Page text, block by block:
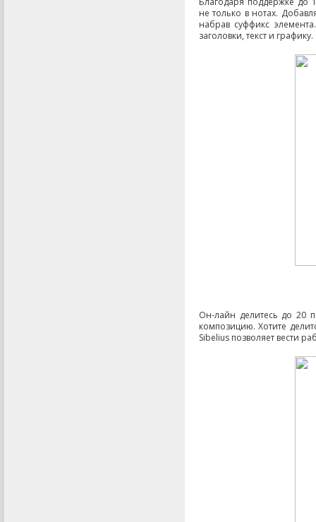
не только в нотах.
набрав суффикс
заголовки, текст и графику.
Он-лайн делитесь до 20
композицию. Хотите
Sibelius позволяет вести